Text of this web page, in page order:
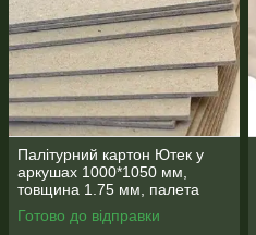
Палітурний картон Ютек у
аркушах 1000*1050 мм,
товщина 1.75 мм, палета
500кг (КПЛ-1000*1050-
1.75/500-1)
Готово до відправки